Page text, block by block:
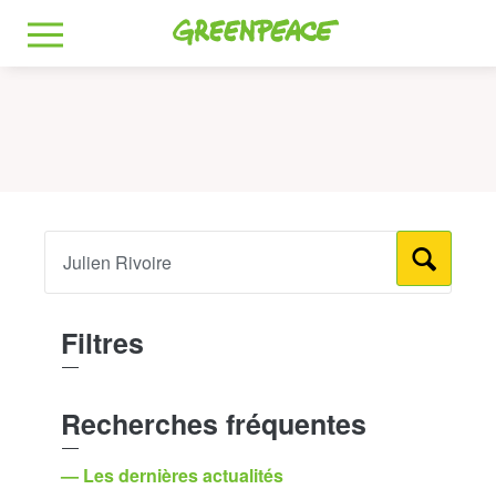
Greenpeace
MENU
Filtres
Recherches fréquentes
— Les dernières actualités